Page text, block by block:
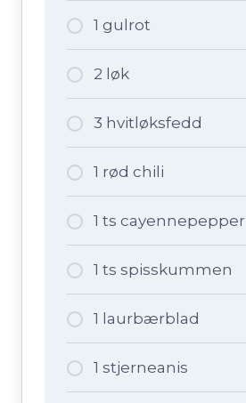
1 gulrot
2 løk
3 hvitløksfedd
1 rød chili
1 ts cayennepepper
1 ts spisskummen
1 laurbærblad
1 stjerneanis